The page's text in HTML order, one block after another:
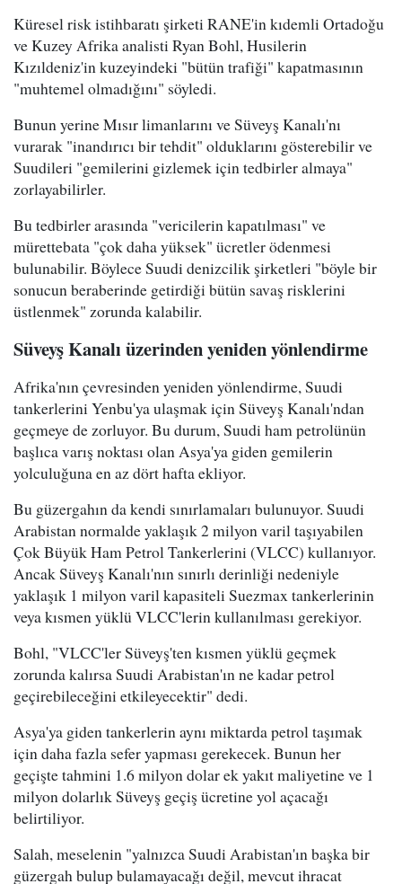
Küresel risk istihbaratı şirketi RANE'in kıdemli Ortadoğu
ve Kuzey Afrika analisti Ryan Bohl, Husilerin
Kızıldeniz'in kuzeyindeki "bütün trafiği" kapatmasının
"muhtemel olmadığını" söyledi.
Bunun yerine Mısır limanlarını ve Süveyş Kanalı'nı
vurarak "inandırıcı bir tehdit" olduklarını gösterebilir ve
Suudileri "gemilerini gizlemek için tedbirler almaya"
zorlayabilirler.
Bu tedbirler arasında "vericilerin kapatılması" ve
mürettebata "çok daha yüksek" ücretler ödenmesi
bulunabilir. Böylece Suudi denizcilik şirketleri "böyle bir
sonucun beraberinde getirdiği bütün savaş risklerini
üstlenmek" zorunda kalabilir.
Süveyş Kanalı üzerinden yeniden yönlendirme
Afrika'nın çevresinden yeniden yönlendirme, Suudi
tankerlerini Yenbu'ya ulaşmak için Süveyş Kanalı'ndan
geçmeye de zorluyor. Bu durum, Suudi ham petrolünün
başlıca varış noktası olan Asya'ya giden gemilerin
yolculuğuna en az dört hafta ekliyor.
Bu güzergahın da kendi sınırlamaları bulunuyor. Suudi
Arabistan normalde yaklaşık 2 milyon varil taşıyabilen
Çok Büyük Ham Petrol Tankerlerini (VLCC) kullanıyor.
Ancak Süveyş Kanalı'nın sınırlı derinliği nedeniyle
yaklaşık 1 milyon varil kapasiteli Suezmax tankerlerinin
veya kısmen yüklü VLCC'lerin kullanılması gerekiyor.
Bohl, "VLCC'ler Süveyş'ten kısmen yüklü geçmek
zorunda kalırsa Suudi Arabistan'ın ne kadar petrol
geçirebileceğini etkileyecektir" dedi.
Asya'ya giden tankerlerin aynı miktarda petrol taşımak
için daha fazla sefer yapması gerekecek. Bunun her
geçişte tahmini 1.6 milyon dolar ek yakıt maliyetine ve 1
milyon dolarlık Süveyş geçiş ücretine yol açacağı
belirtiliyor.
Salah, meselenin "yalnızca Suudi Arabistan'ın başka bir
güzergah bulup bulamayacağı değil, mevcut ihracat